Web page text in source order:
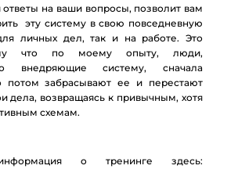
на ваши вопросы, позволит вам
эту систему в свою повседневную
личных дел, так и на работе. Это
что по моему опыту, люди,
внедряющие систему, сначала
потом забрасывают ее и перестают
дела, возвращаясь к привычным, хотя
схемам.
о тренинге здесь: